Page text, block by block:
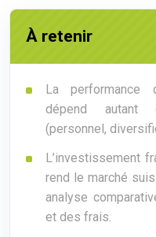
À retenir
La performance
dépend autant
(personnel,
L’investissement
rend le marché
analyse
et des frais.